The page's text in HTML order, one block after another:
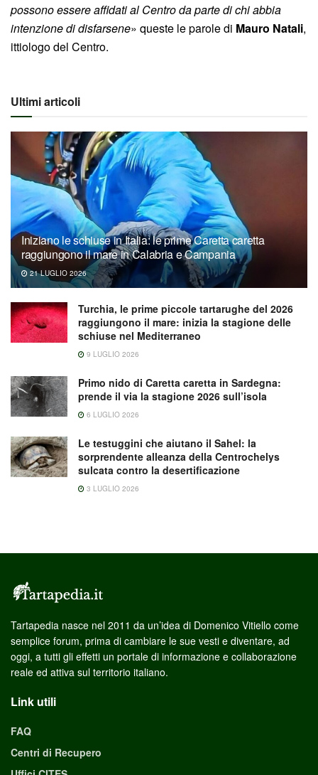
possono essere affidati al Centro da parte di chi abbia
intenzione di disfarsene» queste le parole di Mauro Natali,
ittiologo del Centro.
Ultimi articoli
Iniziano le schiuse in Italia: le prime Caretta caretta
raggiungono il mare in Calabria e Campania
21 LUGLIO 2026
Turchia, le prime piccole tartarughe del 2026
raggiungono il mare: inizia la stagione delle
schiuse nel Mediterraneo
9 LUGLIO 2026
Primo nido di Caretta caretta in Sardegna:
prende il via la stagione 2026 sull’isola
6 LUGLIO 2026
Le testuggini che aiutano il Sahel: la
sorprendente alleanza della Centrochelys
sulcata contro la desertificazione
3 LUGLIO 2026
Tartapedia nasce nel 2011 da un’idea di Domenico Vitiello come
semplice forum, prima di cambiare le sue vesti e diventare, ad
oggi, a tutti gli effetti un portale di informazione e collaborazione
reale ed attiva sul territorio italiano.
Link utili
FAQ
Centri di Recupero